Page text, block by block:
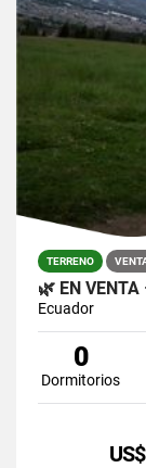
TERRENO
🌿 EN
Ecuador
0
Dormitorios